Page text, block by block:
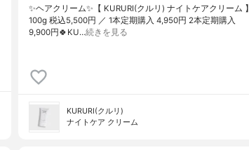
✨ヘアクリーム✨【 KURURI(クルリ) ナイトケアクリーム 】
100g 税込5,500円 ／ 1本定期購入 4,950円 2本定期購入
9,900円🍀KU…続きを見る
KURURI(クルリ)
ナイトケア クリーム